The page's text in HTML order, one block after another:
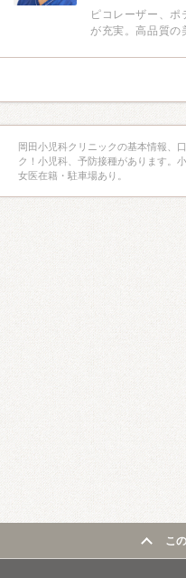
ピコレーザー、ポ
が充実。高品質の
岡田小児科クリニックの基本情報、
ク！小児科、予防接種があります。
女医在籍・駐車場あり。
こ